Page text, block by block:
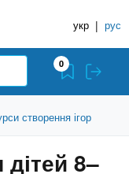
укр | рус
0
створення ігор
8–